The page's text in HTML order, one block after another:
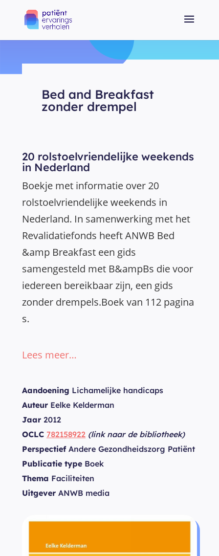
Bed and Breakfast
zonder drempel
20 rolstoelvriendelijke weekends
in Nederland
Boekje met informatie over 20
rolstoelvriendelijke weekends in
Nederland. In samenwerking met het
Revalidatiefonds heeft ANWB Bed
&amp Breakfast een gids
samengesteld met B&ampBs die voor
iedereen bereikbaar zijn, een gids
zonder drempels.Boek van 112 pagina
s.
Lees meer…
Aandoening Lichamelijke handicaps
Auteur Eelke Kelderman
Jaar 2012
OCLC 782158922 (link naar de bibliotheek)
PerspectiefAndere Gezondheidszorg Patiënt
Publicatie type Boek
Thema Faciliteiten
Uitgever ANWB media